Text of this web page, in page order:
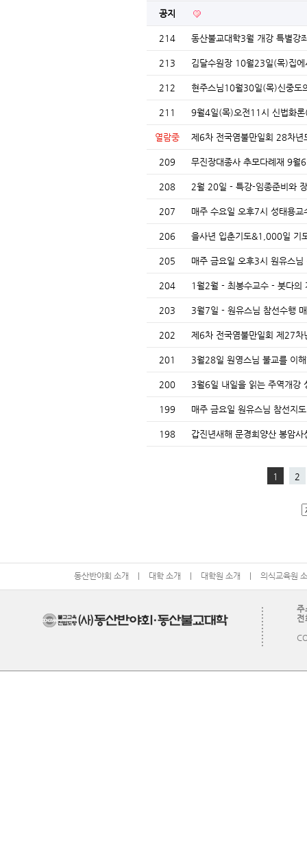
공지
214 동산불교대학3월 개강 특별강
213 김달수원장 10월23일(목)집
212 현주스님10월30일(목)신중도
211 9월4일(목)오전11시 신법화
열람중 제6차 전국염불만일회 28차
209 무진장대종사 추모다례재 9
208 2월 20일 - 특강-임종준비와
207 매주 수요일 오후7시 성태용
206 을사년 입춘기도&1,000일 기
205 매주 금요일 오후3시 원유스
204 1월2월 - 최봉수교수 - 붓다의
203 3월7일 - 원유스님 참선수행
202 제6차 전국염불만일회 제27
201 3월28일 원영스님 불교를 이
200 3월6일 내일을 읽는 주역개강
199 매주 금요일 원유스님 참선지
198 갑진년새해 문경희양산 봉암
1 2
동산반야회 소개 | 대학 소개 | 대학원 소개 | 의식교육원